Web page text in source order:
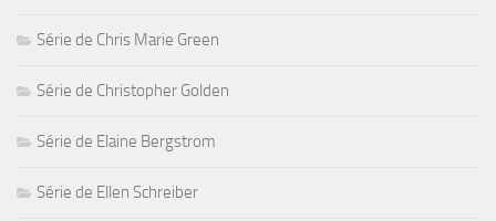
Série de Chris Marie Green
Série de Christopher Golden
Série de Elaine Bergstrom
Série de Ellen Schreiber